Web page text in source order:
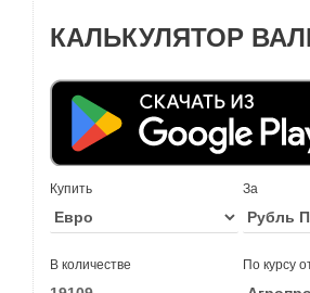
КАЛЬКУЛЯТОР
Купить За
В количестве По курсу